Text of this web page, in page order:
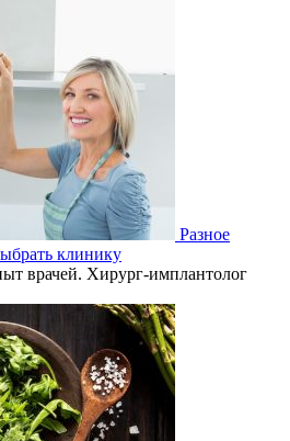
Разное
клинику
врачей. Хирург-имплантолог